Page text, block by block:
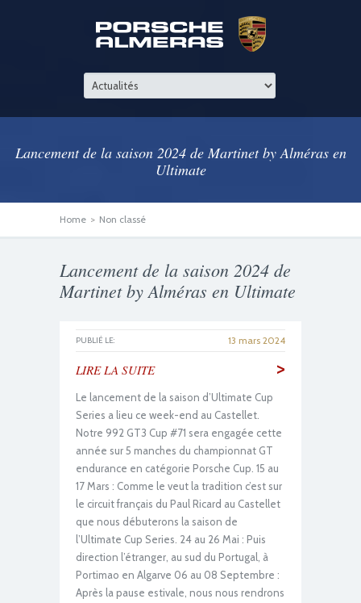
Lancement de la saison 2024 de Martinet by Alméras en
Ultimate
Home > Non classé
Lancement de la saison 2024 de
Martinet by Alméras en Ultimate
PUBLIÉ LE: 13 mars 2024
LIRE LA SUITE >
Le lancement de la saison d’Ultimate Cup
Series a lieu ce week-end au Castellet.
Notre 992 GT3 Cup #71 sera engagée cette
année sur 5 manches du championnat GT
endurance en catégorie Porsche Cup. 15 au
17 Mars : Comme le veut la tradition c’est sur
le circuit français du Paul Ricard au Castellet
que nous débuterons la saison de
l’Ultimate Cup Series. 24 au 26 Mai : Puis
direction l’étranger, au sud du Portugal, à
Portimao en Algarve 06 au 08 Septembre :
Après la pause estivale, nous nous rendrons